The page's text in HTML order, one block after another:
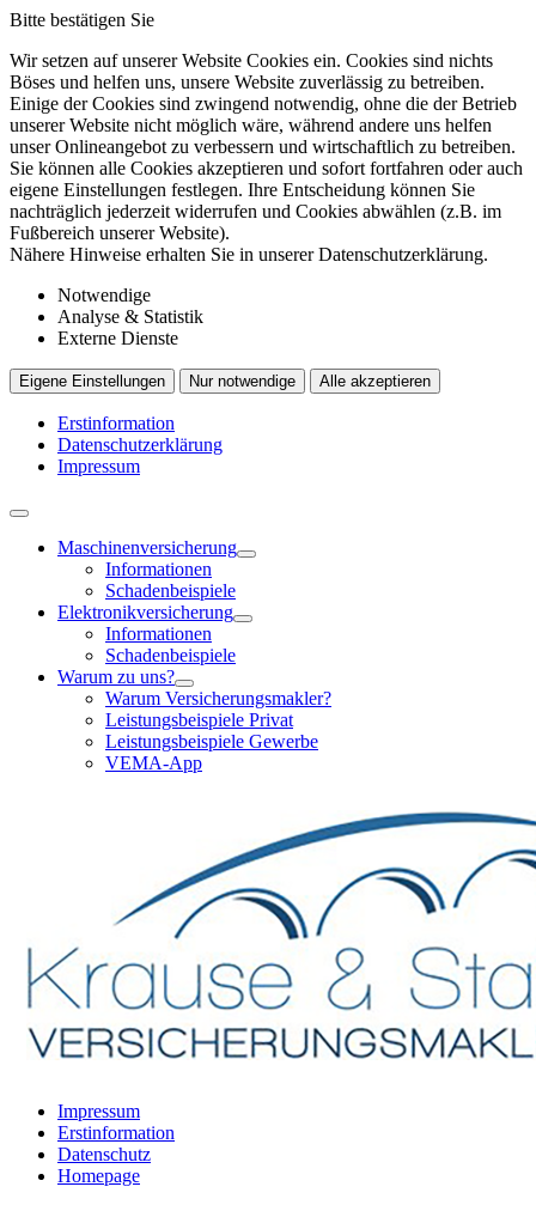
Bitte bestätigen Sie
Wir setzen auf unserer Website Cookies ein. Cookies sind nichts
Böses und helfen uns, unsere Website zuverlässig zu betreiben.
Einige der Cookies sind zwingend notwendig, ohne die der Betrieb
unserer Website nicht möglich wäre, während andere uns helfen
unser Onlineangebot zu verbessern und wirtschaftlich zu betreiben.
Sie können alle Cookies akzeptieren und sofort fortfahren oder auch
eigene Einstellungen festlegen. Ihre Entscheidung können Sie
nachträglich jederzeit widerrufen und Cookies abwählen (z.B. im
Fußbereich unserer Website).
Nähere Hinweise erhalten Sie in unserer Datenschutzerklärung.
Notwendige
Analyse & Statistik
Externe Dienste
Eigene Einstellungen Nur notwendige Alle akzeptieren
Erstinformation
Datenschutzerklärung
Impressum
Maschinenversicherung
Informationen
Schadenbeispiele
Elektronikversicherung
Informationen
Schadenbeispiele
Warum zu uns?
Warum Versicherungsmakler?
Leistungsbeispiele Privat
Leistungsbeispiele Gewerbe
VEMA-App
Impressum
Erstinformation
Datenschutz
Homepage